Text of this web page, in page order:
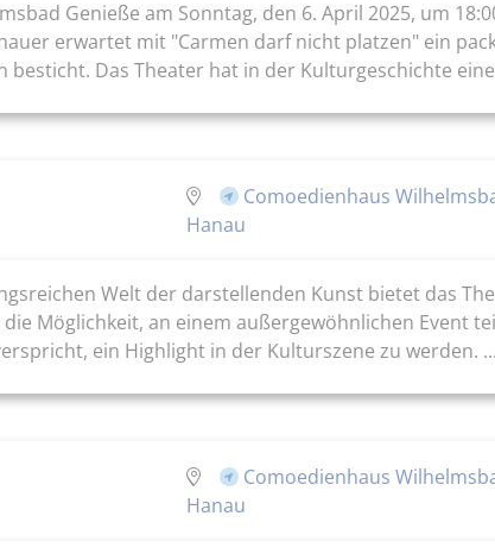
Genieße am Sonntag, den 6. April 2025, um
erwartet mit "Carmen darf nicht platzen" ein
Das Theater hat in der Kulturgeschichte
Comoedienhaus
Hanau
Welt der darstellenden Kunst bietet das
Möglichkeit, an einem außergewöhnlichen Event
ein Highlight in der Kulturszene zu werden. ...
Comoedienhaus
Hanau